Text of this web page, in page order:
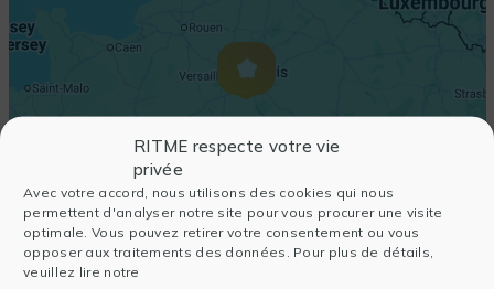
RITME respecte votre vie
privée
Avec votre accord, nous utilisons des cookies qui nous
permettent d'analyser notre site pour vous procurer une visite
optimale. Vous pouvez retirer votre consentement ou vous
opposer aux traitements des données. Pour plus de détails,
veuillez lire notre